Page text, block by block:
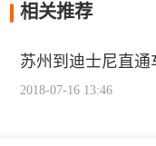
相关推荐
苏州到迪士尼直通
2018-07-16 13:46